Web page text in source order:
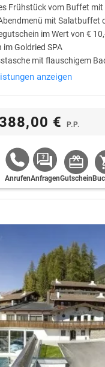
Frühstück vom Buffet mit
mit Salatbuffet
im Wert von €
im Goldried SPA
mit flauschigem
anzeigen
€ P.P.
AnrufenAnfragenGutschein